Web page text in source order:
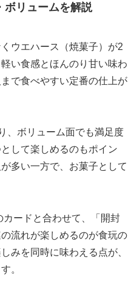
ボリュームを解説
ウエハース（焼菓子）が2
い食感とほんのり甘い味わ
で食べやすい定番の仕上が
、ボリューム面でも満足度
して楽しめるのもポイン
多い一方で、お菓子として
ードと合わせて、「開封
流れが楽しめるのが食玩の
みを同時に味わえる点が、
。